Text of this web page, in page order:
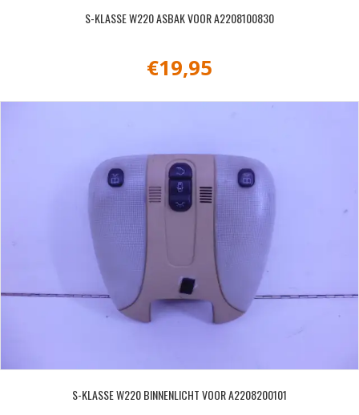
S-KLASSE W220 ASBAK VOOR A2208100830
€19,95
S-KLASSE W220 BINNENLICHT VOOR A2208200101